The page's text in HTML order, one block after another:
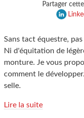
Partager
Sans tact équestre,
Ni d'équitation de
monture. Je vous
comment le
selle.
Lire la suite